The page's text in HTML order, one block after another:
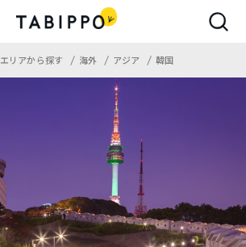
エリアから探す 海外 アジア 韓国